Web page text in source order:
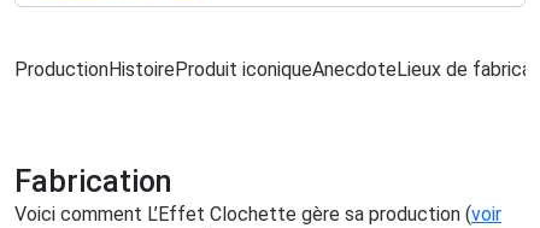
ProductionHistoireProduit iconiqueAnecdoteLieux de
Fabrication
Voici comment L’Effet Clochette gère sa production (voir